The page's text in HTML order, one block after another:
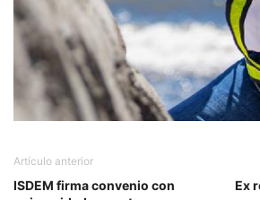
Artículo anterior
ISDEM firma convenio con
Ex